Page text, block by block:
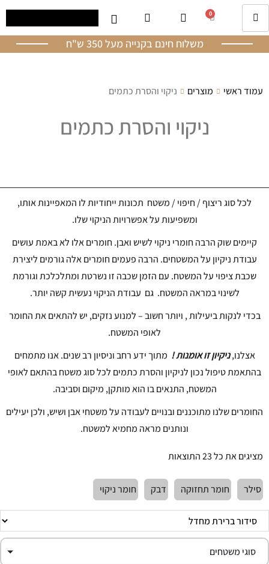
0
משלוח חינם בקנייה מעל 350 ש"ח
עמוד ראשי מוצרים ניקוי והסרת כתמים
ניקוי והסרת כתמים
לכל סוג ריצוף / חיפוי / משטח תכונות ייחודיות לו המאפיינות אותו,
ומשפיעות על אפשרויות הניקוי שלו.
קיימים שוק הרבה חומרי ניקוי לשיש ואבן. חומרים אלו לא באמת עושים
עבודת ניקיון על המשטחים. הרבה פעמים חומרים אלה גורמים ליצירת
שכבת ציפוי על המשטח. עם הזמן שכבה זו נשרטת ומתלכלכת וגורמת
לשינוי במראה המשטח. גם עבודת הניקוי נעשית קשה יותר.
בכדי לנקות ביעילות , ויותר חשוב – למנוע נזקים, יש להתאים את החומר
לאופי המשטח.
אצלנו,ניקיון זו אומנות !מתוך ידע רחב וניסיון רב שנים. אנו מתמחים
בהתאמת טיפול נכון לניקיון והסרת כתמים לכל סוג משטח בהתאם לאופי
המשטח, התנאים בו הוא מותקן, מיקום וסביבה.
החומרים שלנו מתוכננים ובנויים לעבודה על משטחי אבן ושיש, ולכן יעילים
ונותנים מראה מחמיא למשטח.
מציגים את כל ⁦23⁩ התוצאות
סילר חומר תחזוקה דבק חומר ניקוי
סוגי משטחים